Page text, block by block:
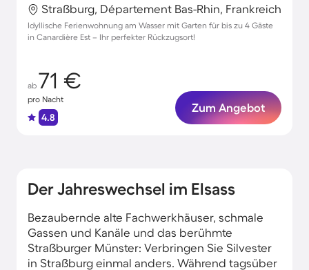
Straßburg, Département Bas-Rhin, Frankreich
Idyllische Ferienwohnung am Wasser mit Garten für bis zu 4 Gäste
in Canardière Est – Ihr perfekter Rückzugsort!
ab 71 €
pro Nacht
4.8
Zum Angebot
Der Jahreswechsel im Elsass
Bezaubernde alte Fachwerkhäuser, schmale
Gassen und Kanäle und das berühmte
Straßburger Münster: Verbringen Sie Silvester
in Straßburg einmal anders. Während tagsüber